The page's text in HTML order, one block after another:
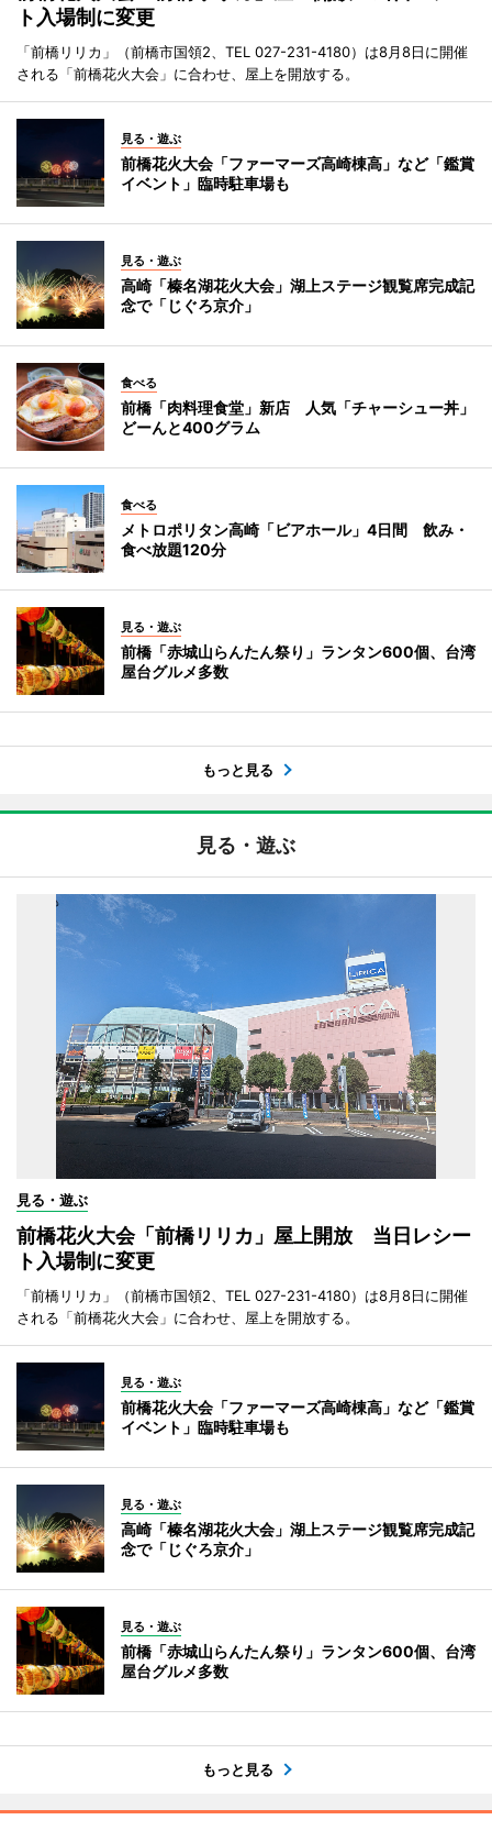
ト入場制に変更
「前橋リリカ」（前橋市国領2、TEL 027-231-4180）は8月8日に開催
される「前橋花火大会」に合わせ、屋上を開放する。
見る・遊ぶ
前橋花火大会「ファーマーズ高崎棟高」など「鑑賞
イベント」臨時駐車場も
見る・遊ぶ
高崎「榛名湖花火大会」湖上ステージ観覧席完成記
念で「じぐろ京介」
食べる
前橋「肉料理食堂」新店 人気「チャーシュー丼」
どーんと400グラム
食べる
メトロポリタン高崎「ビアホール」4日間 飲み・
食べ放題120分
見る・遊ぶ
前橋「赤城山らんたん祭り」ランタン600個、台湾
屋台グルメ多数
もっと見る
見る・遊ぶ
見る・遊ぶ
前橋花火大会「前橋リリカ」屋上開放 当日レシー
ト入場制に変更
「前橋リリカ」（前橋市国領2、TEL 027-231-4180）は8月8日に開催
される「前橋花火大会」に合わせ、屋上を開放する。
見る・遊ぶ
前橋花火大会「ファーマーズ高崎棟高」など「鑑賞
イベント」臨時駐車場も
見る・遊ぶ
高崎「榛名湖花火大会」湖上ステージ観覧席完成記
念で「じぐろ京介」
見る・遊ぶ
前橋「赤城山らんたん祭り」ランタン600個、台湾
屋台グルメ多数
もっと見る